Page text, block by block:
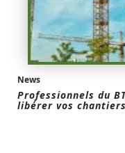
News
Professionnels du
libérer vos chantiers